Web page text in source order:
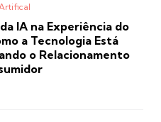
IA na Experiência do
a Tecnologia Está
o Relacionamento